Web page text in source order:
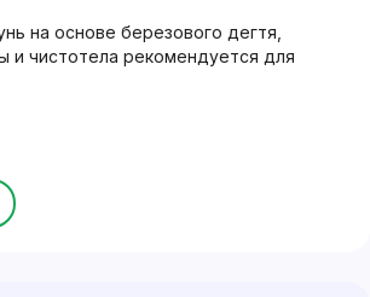
на основе березового дегтя,
и чистотела рекомендуется для